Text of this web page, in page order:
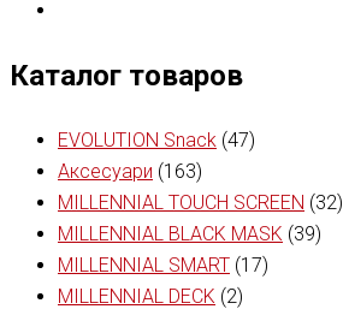
Каталог товаров
EVOLUTION Snack (47)
Аксесуари (163)
MILLENNIAL TOUCH SCREEN (32)
MILLENNIAL BLACK MASK (39)
MILLENNIAL SMART (17)
MILLENNIAL DECK (2)